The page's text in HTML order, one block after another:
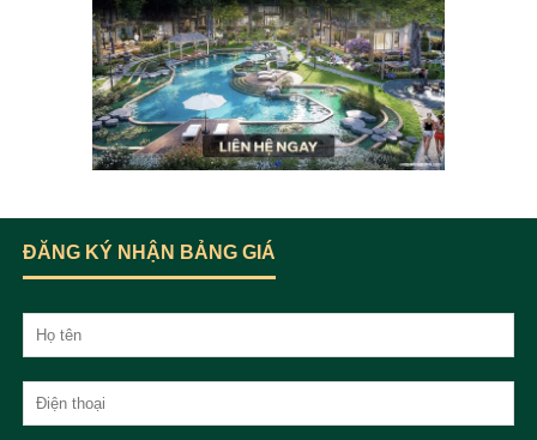
ĐĂNG KÝ NHẬN BẢNG GIÁ